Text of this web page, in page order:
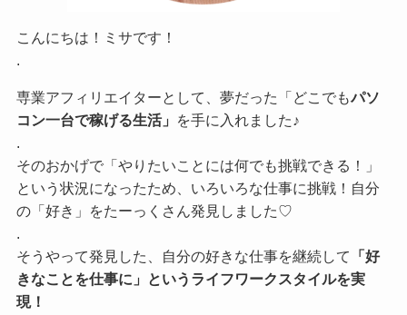
こんにちは！ミサです！
.
専業アフィリエイターとして、夢だった「どこでもパソ
コン一台で稼げる生活」
を手に入れました♪
.
そのおかげで「やりたいことには何でも挑戦できる！」
という状況になったため、いろいろな仕事に挑戦！自分
の「好き」をたーっくさん発見しました♡
.
そうやって発見した、自分の好きな仕事を継続して
「好
きなことを仕事に」というライフワークスタイルを実
現！